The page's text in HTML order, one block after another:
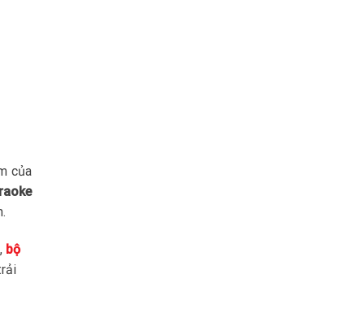
của
bộ